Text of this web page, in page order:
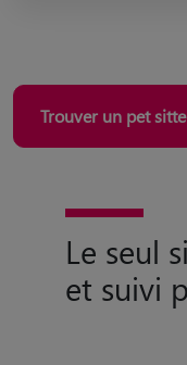
Trouver un pet
Le seul
et suivi